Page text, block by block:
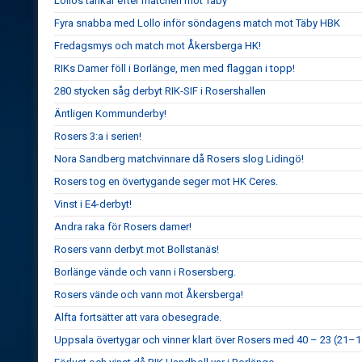
Fyra snabba med Lollo inför söndagens match mot Täby HBK
Fredagsmys och match mot Åkersberga HK!
RIKs Damer föll i Borlänge, men med flaggan i topp!
280 stycken såg derbyt RIK-SIF i Rosershallen
Äntligen Kommunderby!
Rosers 3:a i serien!
Nora Sandberg matchvinnare då Rosers slog Lidingö!
Rosers tog en övertygande seger mot HK Ceres.
Vinst i E4-derbyt!
Andra raka för Rosers damer!
Rosers vann derbyt mot Bollstanäs!
Borlänge vände och vann i Rosersberg.
Rosers vände och vann mot Åkersberga!
Alfta fortsätter att vara obesegrade.
Uppsala övertygar och vinner klart över Rosers med 40 – 23